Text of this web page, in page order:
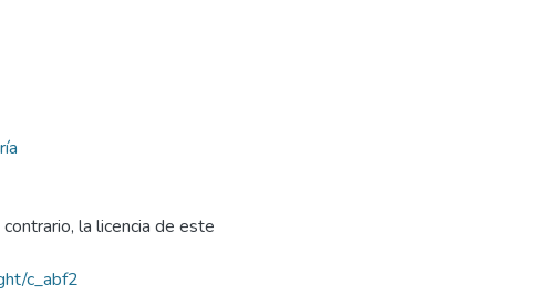
la licencia de este
c_abf2